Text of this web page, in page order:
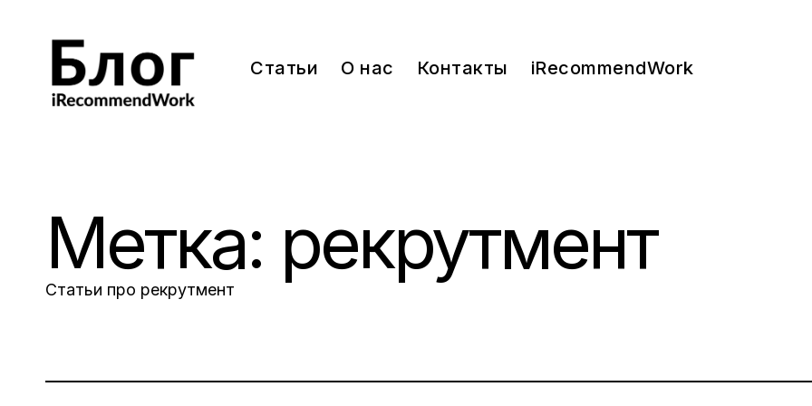
Статьи О нас Контакты iRecommendWork
Метка: рекрутмент
Статьи про рекрутмент